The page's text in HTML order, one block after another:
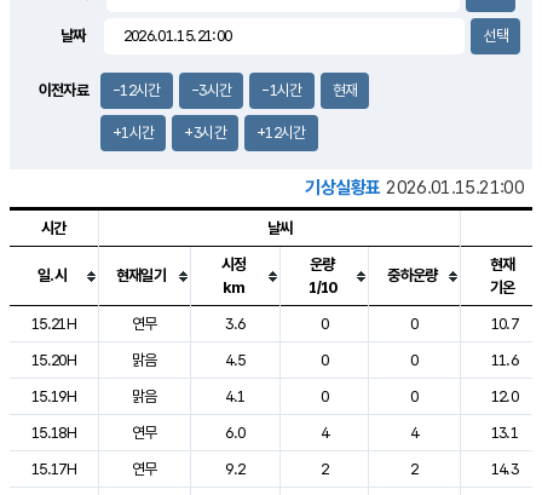
2.5m/s
날짜
이전자료 -12시간 -3시간 -1시간 현재
+1시간 +3시간 +12시간
기상실황표 2026.01.15.21:00
도시별 기상실황표로 지점, 날씨, 기온, 강수, 바람, 기압등을 안내한 표입
시간 날씨
일.시 현재일기
시정
km
운량
1/10
중하운량
현재
기온
15.21H
연무 3.6 0 0
10.7
15.20H
맑음 4.5 0 0
11.6
15.19H
맑음 4.1 0 0
12.0
15.18H
연무 6.0 4 4
13.1
15.17H
연무 9.2 2 2
14.3